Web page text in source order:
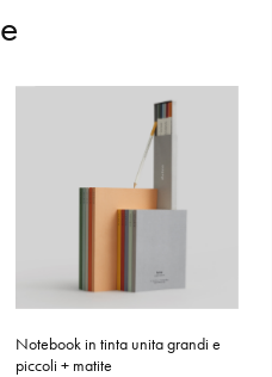
e
Notebook in tinta unita grandi e
piccoli + matite